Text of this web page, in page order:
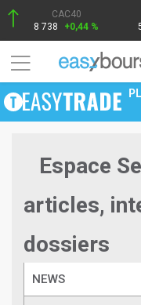
CAC40
8 738
+0,44 %
Espace
articles,
dossiers
NEWS